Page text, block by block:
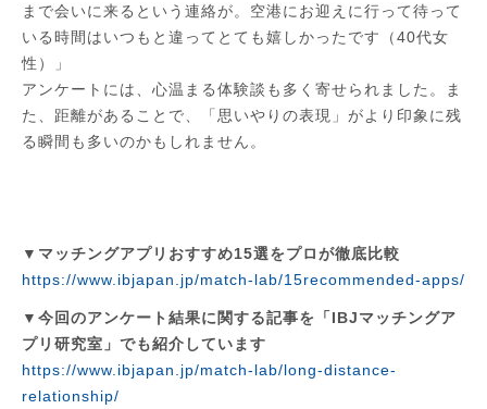
まで会いに来るという連絡が。空港にお迎えに行って待って
いる時間はいつもと違ってとても嬉しかったです（40代女
性）」
アンケートには、心温まる体験談も多く寄せられました。ま
た、距離があることで、「思いやりの表現」がより印象に残
る瞬間も多いのかもしれません。
▼マッチングアプリおすすめ15選をプロが徹底比較
https://www.ibjapan.jp/match-lab/15recommended-apps/
▼今回のアンケート結果に関する記事を「IBJマッチングア
プリ研究室」でも紹介しています
https://www.ibjapan.jp/match-lab/long-distance-
relationship/